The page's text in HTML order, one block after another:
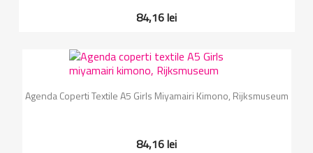
84,16 lei
Agenda Coperti Textile A5 Girls Miyamairi Kimono, Rijksmuseum
84,16 lei